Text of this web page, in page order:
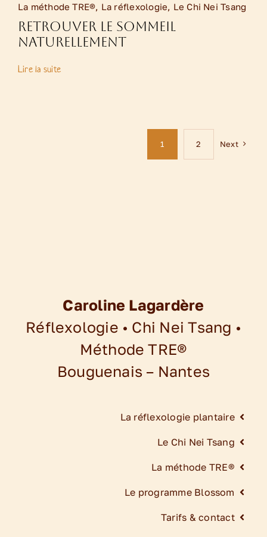
La méthode TRE®, La réflexologie, Le Chi Nei Tsang
Retrouver le sommeil
naturellement
Lire la suite
1 2 Next
Caroline Lagardère
Réflexologie • Chi Nei Tsang •
Méthode TRE®
Bouguenais – Nantes
La réflexologie plantaire
Le Chi Nei Tsang
La méthode TRE®
Le programme Blossom
Tarifs & contact